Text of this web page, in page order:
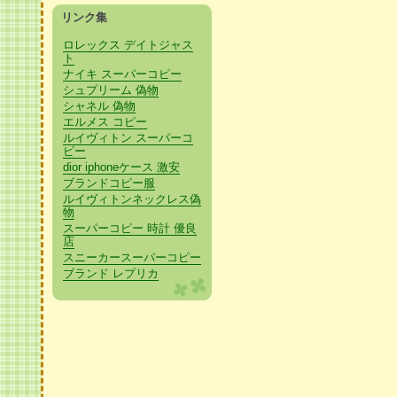
リンク集
ロレックス デイトジャス
ト
ナイキ スーパーコピー
シュプリーム 偽物
シャネル 偽物
エルメス コピー
ルイヴィトン スーパーコ
ピー
dior iphoneケース 激安
ブランドコピー服
ルイヴィトンネックレス偽
物
スーパーコピー 時計 優良
店
スニーカースーパーコピー
ブランド レプリカ